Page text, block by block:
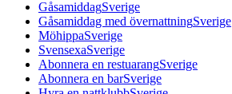
GåsamiddagSverige
Gåsamiddag med övernattningSverige
MöhippaSverige
SvensexaSverige
Abonnera en restuarangSverige
Abonnera en barSverige